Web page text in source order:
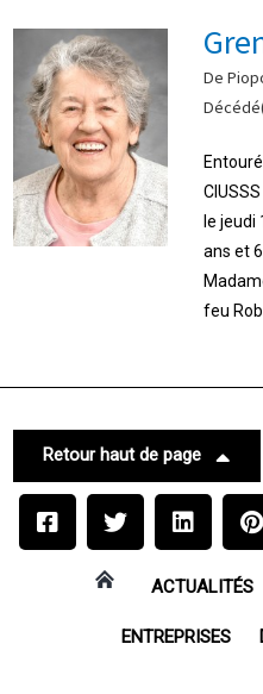
De
le jeudi
ans et
feu
Retour haut de page
ACTUALITÉS
ENTREPRISES